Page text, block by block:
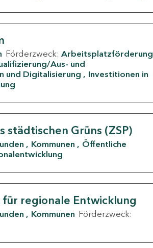
Förderzweck: Arbeitsplatzförderung
Aus- und
und Digitalisierung
Investitionen in
städtischen Grüns (ZSP)
Kommunen
Öffentliche
regionale Entwicklung
Kommunen Förderzweck: